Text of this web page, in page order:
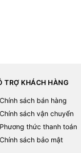
TRỢ KHÁCH HÀNG
Chính sách bán hàng
Chính sách vận chuyển
Phương thức thanh toán
Chính sách bảo mật